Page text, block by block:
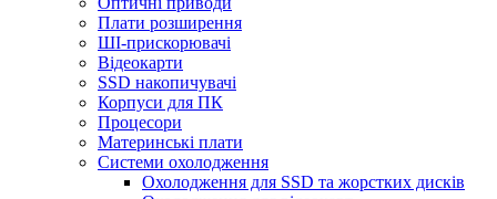
Плати розширення
ШІ-прискорювачі
Відеокарти
SSD накопичувачі
Корпуси для ПК
Процесори
Материнські плати
Системи охолодження
Охолодження для SSD та жорстких дисків